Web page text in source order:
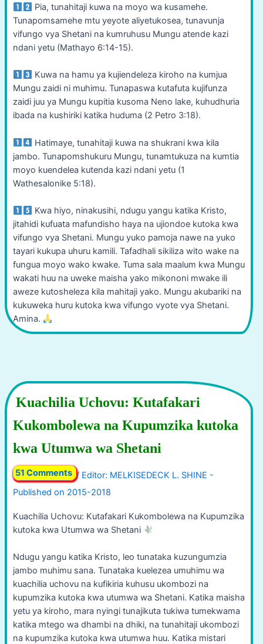
Pia, tunahitaji kuwa na moyo wa kusamehe.
Tunapomsamehe mtu yeyote aliyetukosea, tunavunja
vifungo vya Shetani na kumruhusu Mungu atende kazi
ndani yetu (Mathayo 6:14-15).
Kuwa na hamu ya kujiendeleza kiroho na kumjua
Mungu zaidi ni muhimu. Tunapaswa kutafuta kujifunza
zaidi juu ya Mungu kupitia kusoma Neno lake, kuhudhuria
ibada na kushiriki katika huduma (2 Petro 3:18).
Hatimaye, tunahitaji kuwa na shukrani kwa kila
jambo. Tunapomshukuru Mungu, tunamtukuza na kumtia
moyo kuendelea kutenda kazi ndani yetu (1
Wathesalonike 5:18).
Kwa hiyo, ninakusihi, ndugu yangu katika Kristo,
jitahidi kufuata mafundisho haya na ujiondoe kutoka kwa
vifungo vya Shetani. Mungu yuko pamoja nawe na yuko
tayari kukupa uhuru kamili. Tafadhali sikiliza wito wake na
fungua moyo wako kwake. Tuma sala maalum kwa Mungu
wakati huu na uweke maisha yako mikononi mwake ili
aweze kutosheleza kila mahitaji yako. Mungu akubariki na
kukuweka huru kutoka kwa vifungo vyote vya Shetani.
Amina.
Kuachilia Uchovu: Kutafakari
Kukombolewa na Kupumzika kutoka
kwa Utumwa wa Shetani
51 Comments /
Kuachilia Uchovu: Kutafakari Kukombolewa na Kupumzika
kutoka kwa Utumwa wa Shetani
Ndugu yangu katika Kristo, leo tunataka kuzungumzia
jambo muhimu sana. Tunataka kuelezea umuhimu wa
kuachilia uchovu na kufikiria kuhusu ukombozi na
kupumzika kutoka kwa utumwa wa Shetani. Katika maisha
yetu ya kiroho, mara nyingi tunajikuta tukiwa tumekwama
katika mtego wa dhambi na dhiki, na tunahitaji ukombozi
na kupumzika kutoka kwa utumwa huu. Katika mistari